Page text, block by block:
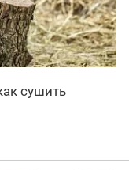
сушить